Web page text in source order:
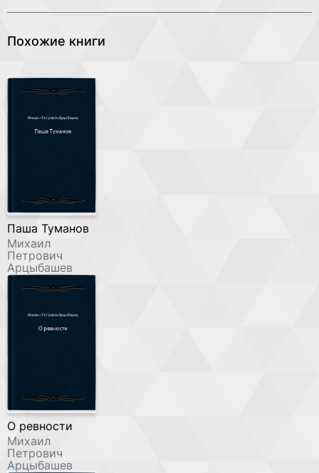
Похожие книги
Паша Туманов
Михаил
Петрович
Арцыбашев
О ревности
Михаил
Петрович
Арцыбашев